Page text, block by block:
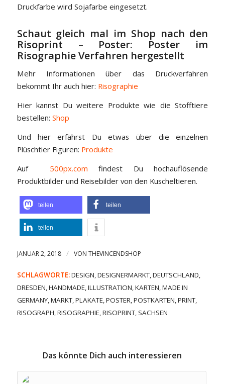
Druckfarbe wird Sojafarbe eingesetzt.
Schaut gleich mal im Shop nach den
Risoprint – Poster: Poster im
Risographie Verfahren hergestellt
Mehr Informationen über das Druckverfahren
bekommt Ihr auch hier: Risographie
Hier kannst Du weitere Produkte wie die Stofftiere
bestellen: Shop
Und hier erfährst Du etwas über die einzelnen
Plüschtier Figuren: Produkte
Auf 500px.com findest Du hochauflösende
Produktbilder und Reisebilder von den Kuscheltieren.
teilen teilen
teilen
JANUAR 2, 2018 / VON THEVINCENDSHOP
SCHLAGWORTE:DESIGN,DESIGNERMARKT,DEUTSCHLAND,
DRESDEN,HANDMADE,ILLUSTRATION,KARTEN,MADE IN
GERMANY,MARKT,PLAKATE,POSTER,POSTKARTEN,PRINT,
RISOGRAPH,RISOGRAPHIE,RISOPRINT, SACHSEN
Das könnte Dich auch interessieren